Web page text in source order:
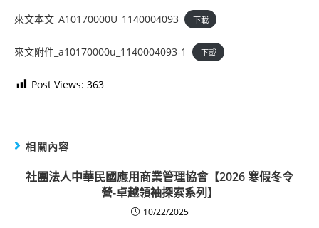
來文本文_A10170000U_1140004093 下載
來文附件_a10170000u_1140004093-1 下載
Post Views: 363
相關內容
社團法人中華民國應用商業管理協會【2026 寒假冬令
營-卓越領袖探索系列】
10/22/2025